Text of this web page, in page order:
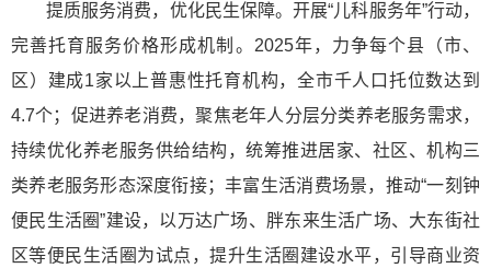
提质服务消费，优化民生保障。开展“儿科服务年”行动，
完善托育服务价格形成机制。2025年，力争每个县（市、
区）建成1家以上普惠性托育机构，全市千人口托位数达到
4.7个；促进养老消费，聚焦老年人分层分类养老服务需求，
持续优化养老服务供给结构，统筹推进居家、社区、机构三
类养老服务形态深度衔接；丰富生活消费场景，推动“一刻钟
便民生活圈”建设，以万达广场、胖东来生活广场、大东街社
区等便民生活圈为试点，提升生活圈建设水平，引导商业资